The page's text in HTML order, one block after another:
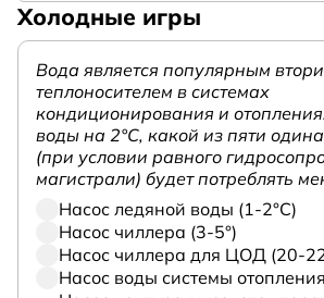
Холодные игры
Вода является популярным
теплоносителем в системах
кондиционирования и
воды на 2°С, какой из пяти
(при условии равного
магистрали) будет потреблять
Насос ледяной воды (1-2°С)
Насос чиллера (3-5°)
Насос чиллера для ЦОД (20-
Насос воды системы